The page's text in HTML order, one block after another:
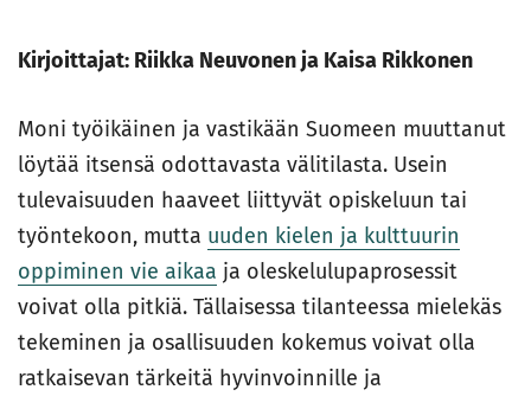
Kirjoittajat: Riikka Neuvonen ja Kaisa Rikkonen
Moni työikäinen ja vastikään Suomeen muuttanut
löytää itsensä odottavasta välitilasta. Usein
tulevaisuuden haaveet liittyvät opiskeluun tai
työntekoon, mutta uuden kielen ja kulttuurin
oppiminen vie aikaa ja oleskelulupaprosessit
voivat olla pitkiä. Tällaisessa tilanteessa mielekäs
tekeminen ja osallisuuden kokemus voivat olla
ratkaisevan tärkeitä hyvinvoinnille ja